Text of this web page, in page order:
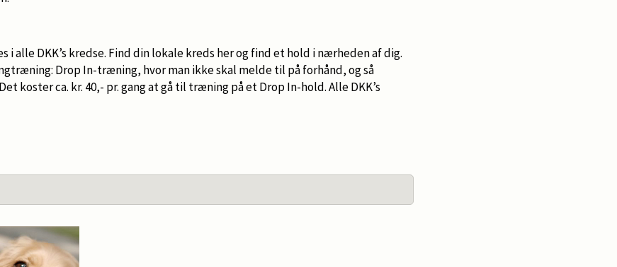
i alle DKK’s kredse. Find din lokale kreds her og find et hold i nærheden af dig.
Drop In-træning, hvor man ikke skal melde til på forhånd, og så
koster ca. kr. 40,- pr. gang at gå til træning på et Drop In-hold. Alle DKK’s